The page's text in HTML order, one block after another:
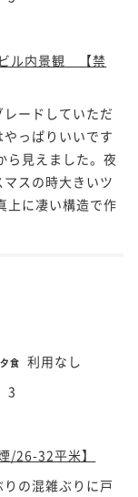
ル内景観 【禁
ードしていただ
っぱりいいです
ら見えました。夜
スの時大きいツ
上に凄い構造で作
夕食 利用なし
3
/26-32平米】
の混雑ぶりに戸